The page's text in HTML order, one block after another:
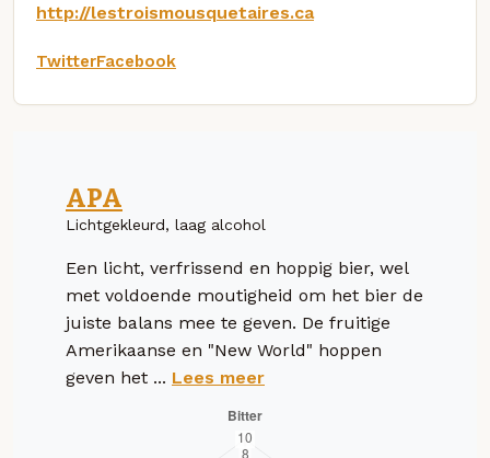
http://lestroismousquetaires.ca
TwitterFacebook
APA
Lichtgekleurd, laag alcohol
Een licht, verfrissend en hoppig bier, wel
met voldoende moutigheid om het bier de
juiste balans mee te geven. De fruitige
Amerikaanse en "New World" hoppen
geven het ... Lees meer